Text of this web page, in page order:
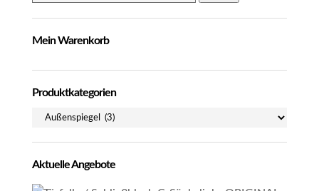
Mein Warenkorb
Produktkategorien
Aktuelle Angebote